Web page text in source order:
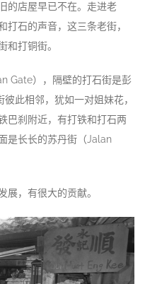
的店屋早已不在。走进老
打石的声音，这三条老街，
和打铜街。
Gate），隔壁的打石街是彭
此相邻，犹如一对姐妹花，
巴刹附近，有打铁和打石两
是长长的苏丹街（Jalan
展，有很大的贡献。